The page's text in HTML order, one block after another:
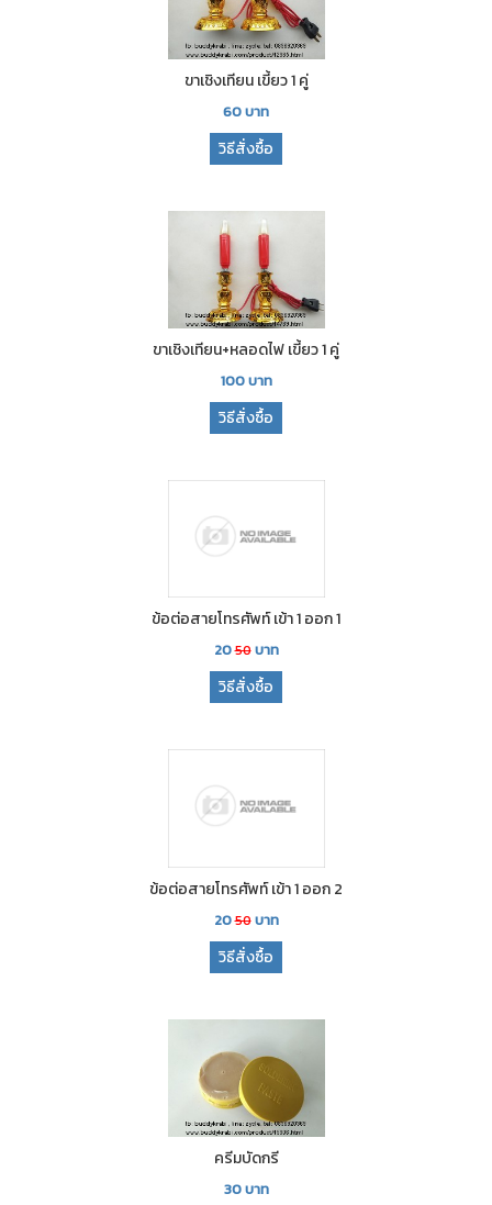
ขาเชิงเทียน เขี้ยว 1 คู่
60บาท
วิธีสั่งซื้อ
ขาเชิงเทียน+หลอดไฟ เขี้ยว 1 คู่
100บาท
วิธีสั่งซื้อ
ข้อต่อสายโทรศัพท์ เข้า 1 ออก 1
2050บาท
วิธีสั่งซื้อ
ข้อต่อสายโทรศัพท์ เข้า 1 ออก 2
2050บาท
วิธีสั่งซื้อ
ครีมบัดกรี
30บาท